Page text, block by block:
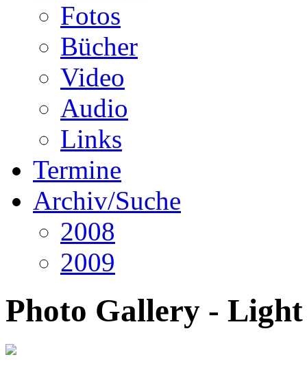
Fotos
Bücher
Video
Audio
Links
Termine
Archiv/Suche
2008
2009
Photo Gallery - Light